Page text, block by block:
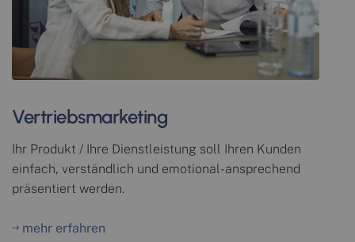
Vertriebsmarketing
Ihr Produkt / Ihre Dienstleistung soll Ihren Kunden
einfach, verständlich und emotional-ansprechend
präsentiert werden.
mehr erfahren